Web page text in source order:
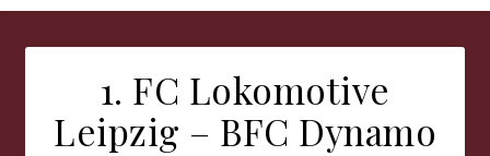
1. FC Lokomotive
Leipzig – BFC Dynamo